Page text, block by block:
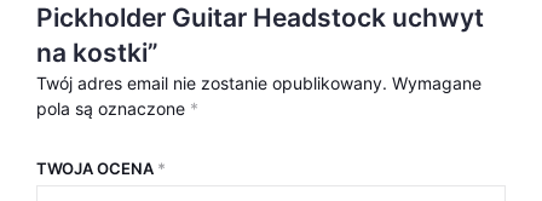
Pickholder Guitar Headstock uchwyt
na kostki”
Twój adres email nie zostanie opublikowany. Wymagane
pola są oznaczone *
TWOJA OCENA *